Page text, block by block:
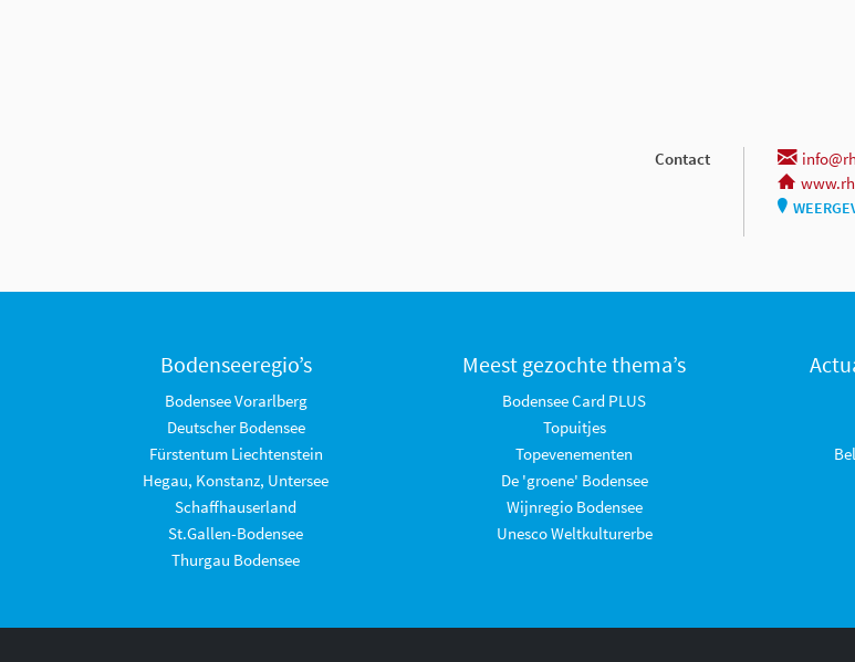
Contact
Bodenseeregio’s
Bodensee Vorarlberg
Deutscher Bodensee
Fürstentum Liechtenstein
Hegau, Konstanz, Untersee
Schaffhauserland
St.Gallen-Bodensee
Thurgau Bodensee
Meest gezochte thema’s
Bodensee Card PLUS
Topuitjes
Topevenementen
De 'groene' Bodensee
Wijnregio Bodensee
Unesco Weltkulturerbe